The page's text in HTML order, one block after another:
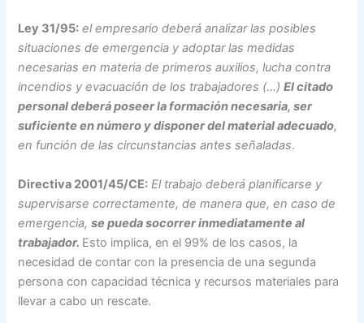
Ley 31/95: el empresario deberá analizar las posibles
situaciones de emergencia y adoptar las medidas
necesarias en materia de primeros auxilios, lucha contra
incendios y evacuación de los trabajadores (…)El citado
personal deberá poseer la formación necesaria, ser
suficiente en número y disponer del material adecuado,
en función de las circunstancias antes señaladas.
Directiva 2001/45/CE: El trabajo deberá planificarse y
supervisarse correctamente, de manera que, en caso de
emergencia,se pueda socorrer inmediatamente al
trabajador. Esto implica, en el 99% de los casos, la
necesidad de contar con la presencia de una segunda
persona con capacidad técnica y recursos materiales para
llevar a cabo un rescate.